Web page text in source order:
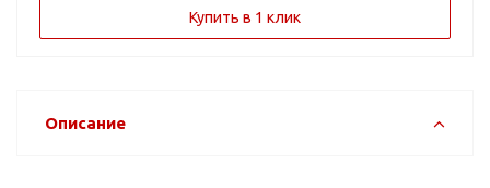
Купить в 1 клик
Описание